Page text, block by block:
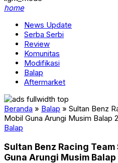
home
News Update
Serba Serbi
Review
Komunitas
Modifikasi
Balap
Aftermarket
Beranda » Balap » Sultan Benz
Mobil Guna Arungi Musim Balap
Balap
Sultan Benz Racing
Guna Arungi Musim